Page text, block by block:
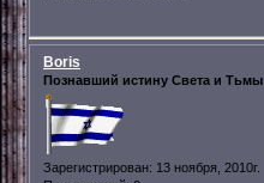
Boris
Познавший истину Света и Тьмы
Зарегистрирован: 13 ноября, 2010г.